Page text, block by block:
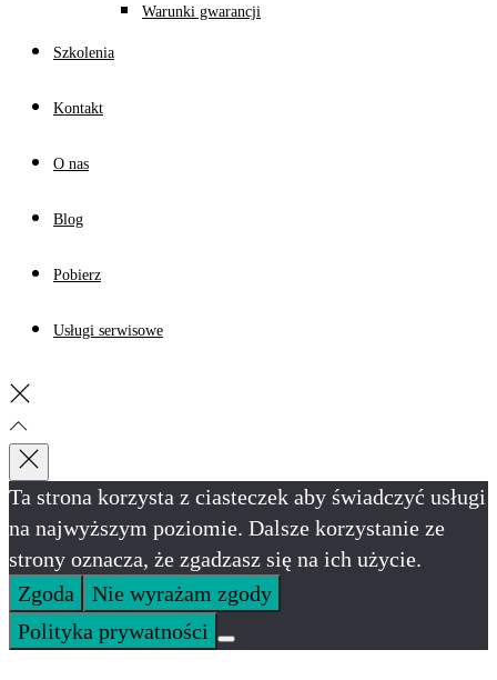
Warunki gwarancji
Szkolenia
Kontakt
O nas
Blog
Pobierz
Usługi serwisowe
Ta strona korzysta z ciasteczek aby świadczyć usługi
na najwyższym poziomie. Dalsze korzystanie ze
strony oznacza, że zgadzasz się na ich użycie.
Zgoda
Nie wyrażam zgody
Polityka prywatności